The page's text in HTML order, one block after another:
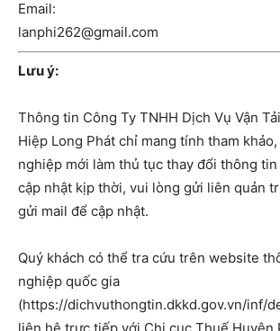
Email:
lanphi262@gmail.com
Lưu ý:
Thông tin Công Ty TNHH Dịch Vụ Vận
Hiệp Long Phát chỉ mang tính tham
nghiệp mới làm thủ tục thay đổi thông
cập nhật kịp thời, vui lòng gửi liên quản
gửi mail để cập nhật.
Quý khách có thể tra cứu trên website
nghiệp quốc gia
(https://dichvuthongtin.dkkd.gov.vn/inf/